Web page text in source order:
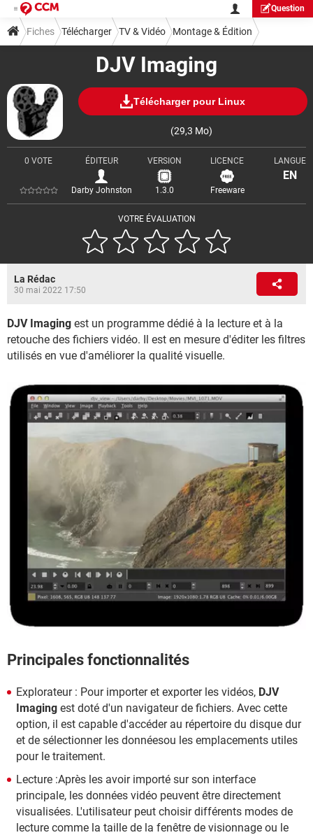
Question
DJV Imaging
Télécharger pour Linux
(29,3 Mo)
VOTRE ÉVALUATION
0 VOTE ÉDITEUR
Darby Johnston
VERSION
1.3.0
LICENCE
Freeware
LANGUE
EN
Fiches Télécharger TV & Vidéo Montage & Édition
La Rédac
30 mai 2022 17:50
DJV Imaging est un programme dédié à la lecture et à la
retouche des fichiers vidéo. Il est en mesure d'éditer les filtres
utilisés en vue d'améliorer la qualité visuelle.
Principales fonctionnalités
Explorateur : Pour importer et exporter les vidéos, DJV
Imaging est doté d'un navigateur de fichiers. Avec cette
option, il est capable d'accéder au répertoire du disque dur
et de sélectionner les donnéesou les emplacements utiles
pour le traitement.
Lecture :Après les avoir importé sur son interface
principale, les données vidéo peuvent être directement
visualisées. L'utilisateur peut choisir différents modes de
lecture comme la taille de la fenêtre de visionnage ou le